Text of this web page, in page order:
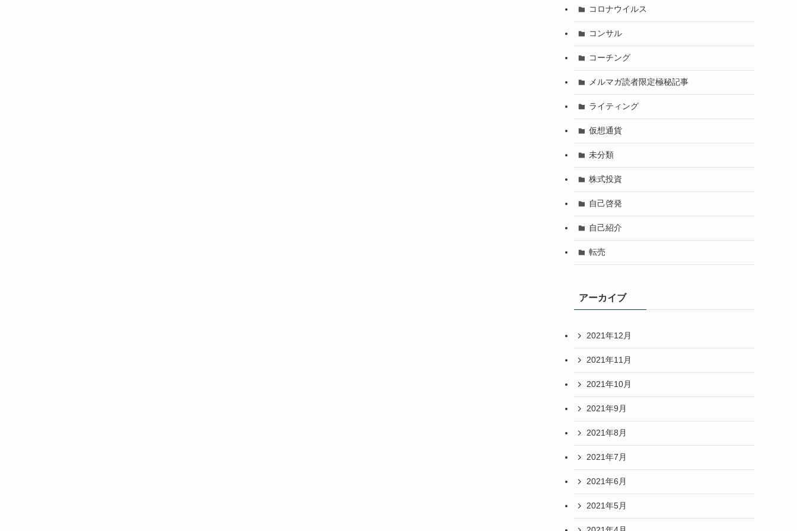
コロナウイルス
コンサル
コーチング
メルマガ読者限定極秘記事
ライティング
仮想通貨
未分類
株式投資
自己啓発
自己紹介
転売
アーカイブ
2021年12月
2021年11月
2021年10月
2021年9月
2021年8月
2021年7月
2021年6月
2021年5月